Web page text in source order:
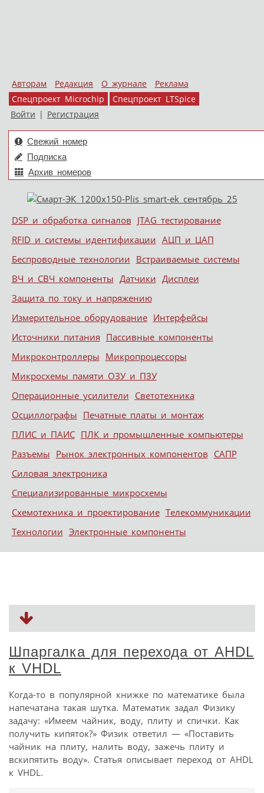
Авторам Редакция О журнале
Реклама
Спецпроект Microchip
Спецпроект LTSpice
Войти | Регистрация
Свежий номер
Подписка
Архив номеров
Меню
Skip to content
DSP и обработка сигналов JTAG тестирование
RFID и системы идентификации АЦП и ЦАП
Беспроводные технологии Встраиваемые системы
ВЧ и СВЧ компоненты Датчики Дисплеи
Защита по току и напряжению
Измерительное оборудование Интерфейсы
Источники питания Пассивные компоненты
Микроконтроллеры Микропроцессоры
Микросхемы памяти ОЗУ и ПЗУ
Операционные усилители Светотехника
Осциллографы Печатные платы и монтаж
ПЛИС и ПАИС ПЛК и промышленные компьютеры
Разъемы Рынок электронных компонентов САПР
Силовая электроника
Специализированные микросхемы
Схемотехника и проектирование Телекоммуникации
Технологии Электронные компоненты
Шпаргалка для перехода от AHDL
к VHDL
Когда-то в популярной книжке по математике была
напечатана такая шутка. Математик задал Физику
задачу: «Имеем чайник, воду, плиту и спички. Как
получить кипяток?» Физик ответил — «Поставить
чайник на плиту, налить воду, зажечь плиту и
вскипятить воду». Статья описывает переход от AHDL
к VHDL.